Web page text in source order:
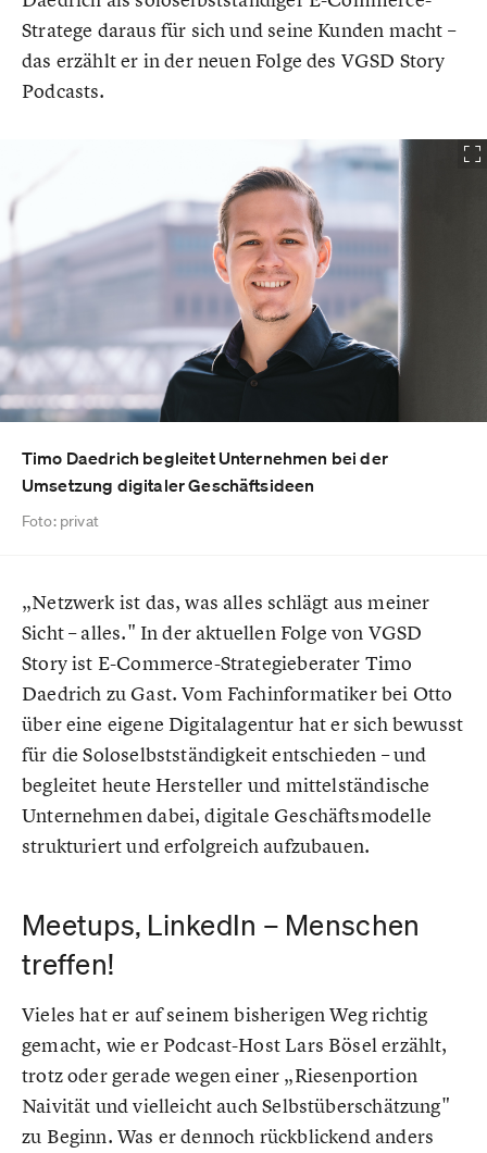
Stratege daraus für sich und seine Kunden macht –
das erzählt er in der neuen Folge des VGSD Story
Podcasts.
Timo Daedrich begleitet Unternehmen bei der
Umsetzung digitaler Geschäftsideen
Foto: privat
„Netzwerk ist das, was alles schlägt aus meiner
Sicht – alles." In der aktuellen Folge von VGSD
Story ist E-Commerce-Strategieberater Timo
Daedrich zu Gast. Vom Fachinformatiker bei Otto
über eine eigene Digitalagentur hat er sich bewusst
für die Soloselbstständigkeit entschieden – und
begleitet heute Hersteller und mittelständische
Unternehmen dabei, digitale Geschäftsmodelle
strukturiert und erfolgreich aufzubauen.
Meetups, LinkedIn – Menschen
treffen!
Vieles hat er auf seinem bisherigen Weg richtig
gemacht, wie er Podcast-Host Lars Bösel erzählt,
trotz oder gerade wegen einer „Riesenportion
Naivität und vielleicht auch Selbstüberschätzung"
zu Beginn. Was er dennoch rückblickend anders